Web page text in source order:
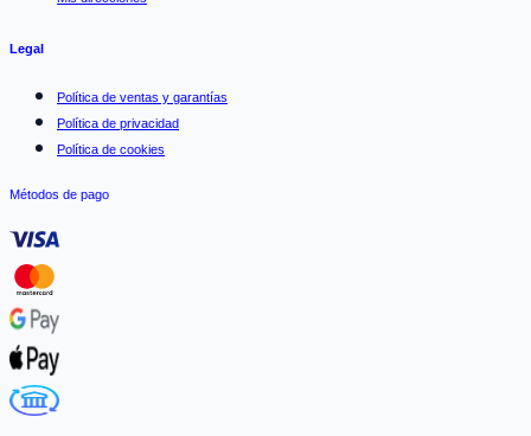
Legal
Política de ventas y garantías
Política de privacidad
Política de cookies
Métodos de pago